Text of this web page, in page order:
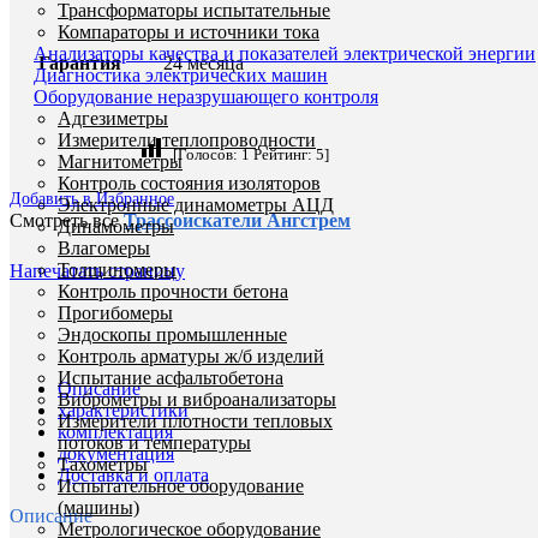
Трансформаторы испытательные
Компараторы и источники тока
Анализаторы качества и показателей электрической энергии
Диагностика электрических машин
Оборудование неразрушающего контроля
Адгезиметры
Измерители теплопроводности
Магнитометры
Контроль состояния изоляторов
Электронные динамометры АЦД
Динамометры
Влагомеры
Толщиномеры
Контроль прочности бетона
Прогибомеры
Эндоскопы промышленные
Контроль арматуры ж/б изделий
Испытание асфальтобетона
Виброметры и виброанализаторы
Измерители плотности тепловых
потоков и температуры
Тахометры
Испытательное оборудование
(машины)
Метрологическое оборудование
Гарантия 24 месяца
[Голосов:1Рейтинг:5]
Добавить в Избранное
Смотреть всеТрассоискатели Ангстрем
Напечатать страницу
Описание
характеристики
комплектация
документация
Доставка и оплата
Описание